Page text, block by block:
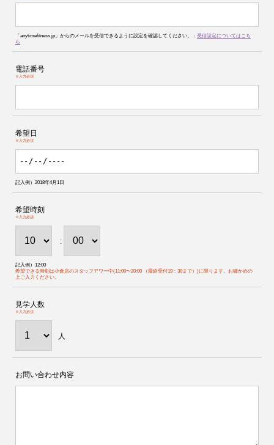
「anytimefitness.jp」からのメールを受信できるように設定を確認してください。： 受信設定についてはこち
ら
電話番号
※入力必須
希望日
※入力必須
記入例）2018年4月1日
希望時刻
※入力必須
:
記入例）12:00
希望できる時刻は小倉店のスタッフアワー中(11:00〜20:00 （最終受付19：30まで）)に限ります。お確かめの
上ご入力ください。
見学人数
※入力必須
人
お問い合わせ内容